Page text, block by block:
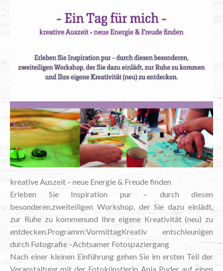
krea­ti­ve Aus­zeit – neue Ener­gie & Freu­de finden
Erle­ben Sie Inspi­ra­ti­on pur – durch die­sen
besonderen,zweiteiligen Work­shop, der Sie dazu ein­lädt,
zur Ruhe zu kom­men­und Ihre eige­ne Krea­ti­vi­tät (neu) zu
entdecken.Programm:VormittagKreativ ent­schleu­ni­gen
durch Foto­gra­fie –Acht­sa­mer Fotospaziergang
Nach einer klei­nen Ein­füh­rung gehen Sie im ers­ten Teil der
Ver­an­stal­tung mit der Foto­künst­le­rin Anja Puder auf einen